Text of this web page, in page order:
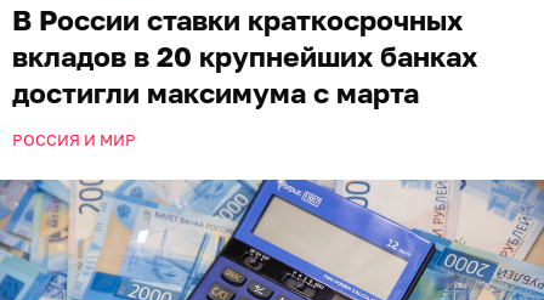
В России ставки краткосрочных
вкладов в 20 крупнейших банках
достигли максимума с марта
РОССИЯ И МИР